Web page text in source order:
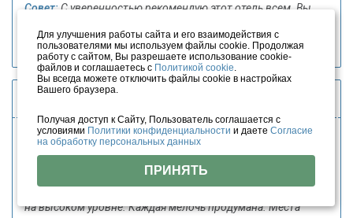
Совет: С уверенностью рекомендую этот отель всем. Вы
Дата: 19 декабря 2024
Оценка:5/ 5
Понравилось:Шикарный отель, который, несомненно,
заслуживает своих пяти звёзд. Отдыхали здесь несколько
дней. Номера максимально уютные и комфортные, дизайн
на высоком уровне. Каждая мелочь продумана. Места
Для улучшения работы сайта и его взаимодействия с
пользователями мы используем файлы cookie. Продолжая
работу с сайтом, Вы разрешаете использование cookie-
файлов и соглашаетесь с Политикой cookie.
Вы всегда можете отключить файлы cookie в настройках
Вашего браузера.
Получая доступ к Сайту, Пользователь соглашается с
условиями Политики конфиденциальности и даетеСогласие
на обработку персональных данных
ПРИНЯТЬ